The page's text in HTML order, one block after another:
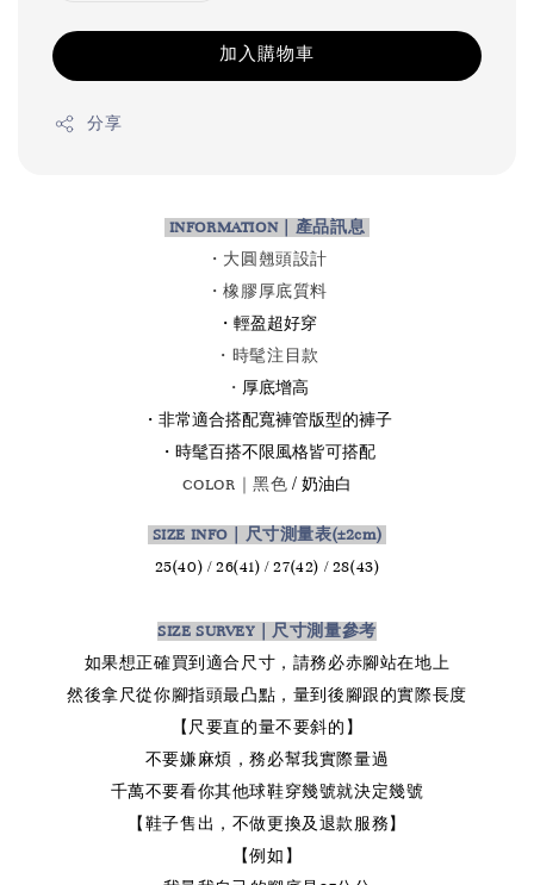
加入購物車
分享
INFORMATION｜產品訊息
・大圓翹頭設計
・橡膠厚底質料
・輕盈超好穿
・時髦注目款
・ 厚底增高
・非常適合搭配寬褲管版型的褲子
・ 時髦百搭不限風格皆可搭配
COLOR｜黑色 / 奶油白
SIZE INFO｜尺寸測量表(±2cm)
25(40) / 26(41) / 27(42) / 28(43)
SIZE SURVEY｜尺寸測量參考
如果想正確買到適合尺寸，請務必赤腳站在地上
然後拿尺從你腳指頭最凸點，量到後腳跟的實際長度
【尺要直的量不要斜的】
不要嫌麻煩，務必幫我實際量過
千萬不要看你其他球鞋穿幾號就決定幾號
【鞋子售出，不做更換及退款服務】
【例如】